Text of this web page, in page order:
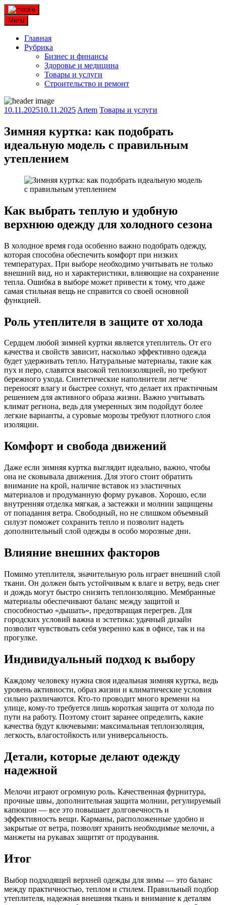
Skip
to
content
Menu
Главная
Рубрика
Бизнес и финансы
Здоровье и медицина
Товары и услуги
Строительство и ремонт
10.11.202510.11.2025 Artem Товары и услуги
Зимняя куртка: как подобрать
идеальную модель с правильным
утеплением
Как выбрать теплую и удобную
верхнюю одежду для холодного сезона
В холодное время года особенно важно подобрать одежду,
которая способна обеспечить комфорт при низких
температурах. При выборе необходимо учитывать не только
внешний вид, но и характеристики, влияющие на сохранение
тепла. Ошибка в выборе может привести к тому, что даже
самая стильная вещь не справится со своей основной
функцией.
Роль утеплителя в защите от холода
Сердцем любой зимней куртки является утеплитель. От его
качества и свойств зависит, насколько эффективно одежда
будет удерживать тепло. Натуральные материалы, такие как
пух и перо, славятся высокой теплоизоляцией, но требуют
бережного ухода. Синтетические наполнители легче
переносят влагу и быстрее сохнут, что делает их практичным
решением для активного образа жизни. Важно учитывать
климат региона, ведь для умеренных зим подойдут более
легкие варианты, а суровые морозы требуют плотного слоя
изоляции.
Комфорт и свобода движений
Даже если зимняя куртка выглядит идеально, важно, чтобы
она не сковывала движения. Для этого стоит обратить
внимание на крой, наличие вставок из эластичных
материалов и продуманную форму рукавов. Хорошо, если
внутренняя отделка мягкая, а застежки и молнии защищены
от попадания ветра. Свободный, но не слишком объемный
силуэт поможет сохранить тепло и позволит надеть
дополнительный слой одежды в особо морозные дни.
Влияние внешних факторов
Помимо утеплителя, значительную роль играет внешний слой
ткани. Он должен быть устойчивым к влаге и ветру, ведь снег
и дождь могут быстро снизить теплоизоляцию. Мембранные
материалы обеспечивают баланс между защитой и
способностью «дышать», предотвращая перегрев. Для
городских условий важна и эстетика: удачный дизайн
позволит чувствовать себя уверенно как в офисе, так и на
прогулке.
Индивидуальный подход к выбору
Каждому человеку нужна своя идеальная зимняя куртка, ведь
уровень активности, образ жизни и климатические условия
сильно различаются. Кто-то проводит много времени на
улице, кому-то требуется лишь короткая защита от холода по
пути на работу. Поэтому стоит заранее определить, какие
качества будут ключевыми: максимальная теплоизоляция,
легкость, влагостойкость или универсальность.
Детали, которые делают одежду
надежной
Мелочи играют огромную роль. Качественная фурнитура,
прочные швы, дополнительная защита молнии, регулируемый
капюшон — все это повышает долговечность и
эффективность вещи. Карманы, расположенные удобно и
закрытые от ветра, позволят хранить необходимые мелочи, а
манжеты на рукавах защитят от продувания.
Итог
Выбор подходящей верхней одежды для зимы — это баланс
между практичностью, теплом и стилем. Правильный подбор
утеплителя, надежная внешняя ткань и внимание к деталям